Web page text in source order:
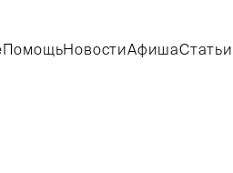
ПомощьНовостиАфишаСтатьи